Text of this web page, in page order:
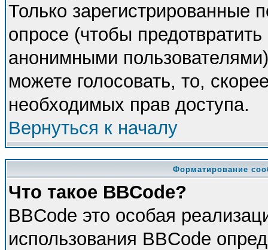
Только зарегистрированные
опросе (чтобы предотвратить
анонимными
можете голосовать, то,
необходимых прав доступа.
Вернуться к началу
Форматирование
Что такое BBCode?
BBCode это особая
использования BBCode